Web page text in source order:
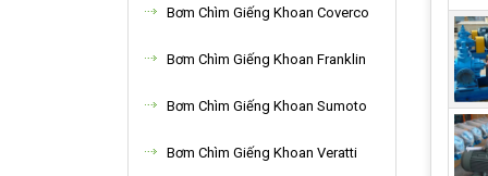
Bơm Chìm Giếng Khoan Coverco
Bơm Chìm Giếng Khoan Franklin
Bơm Chìm Giếng Khoan Sumoto
Bơm Chìm Giếng Khoan Veratti